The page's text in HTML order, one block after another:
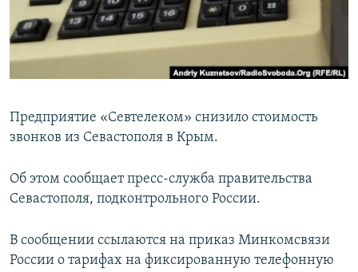
ПОБЕДИТЕЛЕЙ НЕ СУДЯТ?
КРЫМ.НЕПОКОРЕННЫЙ
ПРИСОЕДИНЯЙТЕСЬ!
Все сайты RFE/RL
Предприятие «Севтелеком» снизило стоимость
звонков из Севастополя в Крым.
Об этом сообщает пресс-служба правительства
Севастополя, подконтрольного России.
В сообщении ссылаются на приказ Минкомсвязи
России о тарифах на фиксированную телефонную